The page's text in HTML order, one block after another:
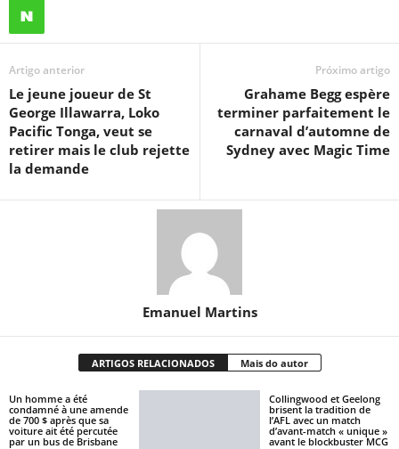
Artigo anterior
Le jeune joueur de St
George Illawarra, Loko
Pacific Tonga, veut se
retirer mais le club rejette
la demande
Próximo artigo
Grahame Begg espère
terminer parfaitement le
carnaval d’automne de
Sydney avec Magic Time
Emanuel Martins
ARTIGOS RELACIONADOS Mais do autor
Un homme a été
condamné à une amende
de 700 $ après que sa
voiture ait été percutée
par un bus de Brisbane
Collingwood et Geelong
brisent la tradition de
l’AFL avec un match
d’avant-match « unique »
avant le blockbuster MCG